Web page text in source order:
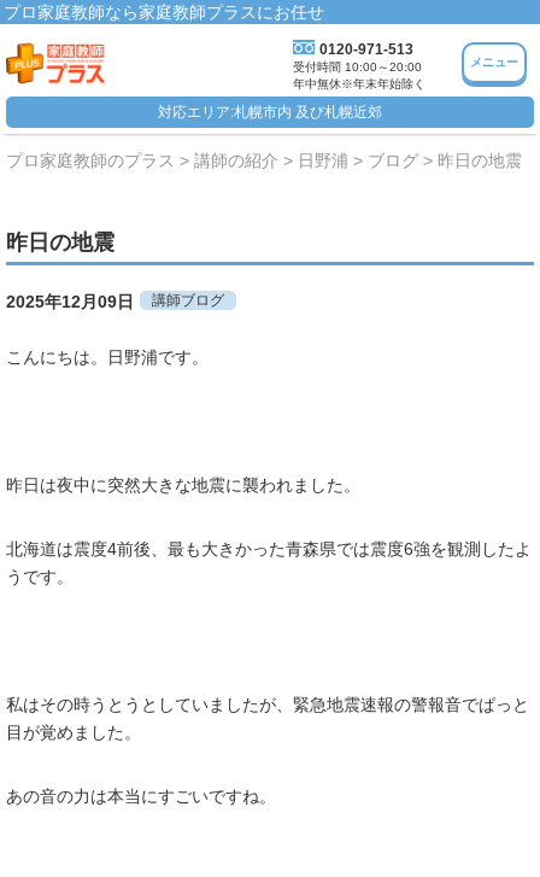
プロ家庭教師なら家庭教師プラスにお任せ
0120-971-513
受付時間 10:00～20:00
年中無休※年末年始除く
メニュー
対応エリア:札幌市内 及び札幌近郊
プロ家庭教師のプラス 講師の紹介 日野浦 ブログ 昨日の地震
昨日の地震
2025年12月09日 講師ブログ
こんにちは。日野浦です。
昨日は夜中に突然大きな地震に襲われました。
北海道は震度4前後、最も大きかった青森県では震度6強を観測したよ
うです。
私はその時うとうとしていましたが、緊急地震速報の警報音でぱっと
目が覚めました。
あの音の力は本当にすごいですね。